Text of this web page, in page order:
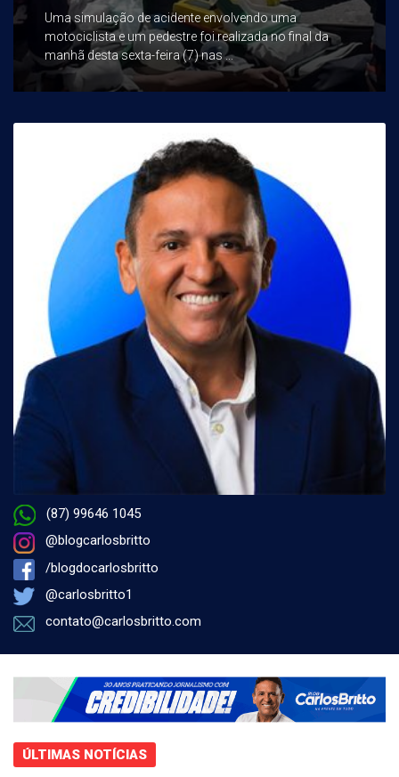
Uma simulação de acidente envolvendo uma
motociclista e um pedestre foi realizada no final da
manhã desta sexta-feira (7) nas ...
(87) 99646 1045
@blogcarlosbritto
/blogdocarlosbritto
@carlosbritto1
contato@carlosbritto.com
ÚLTIMAS NOTÍCIAS